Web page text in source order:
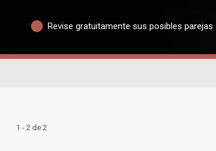
Revise gratuitamente sus posibles parejas
1 - 2 de 2